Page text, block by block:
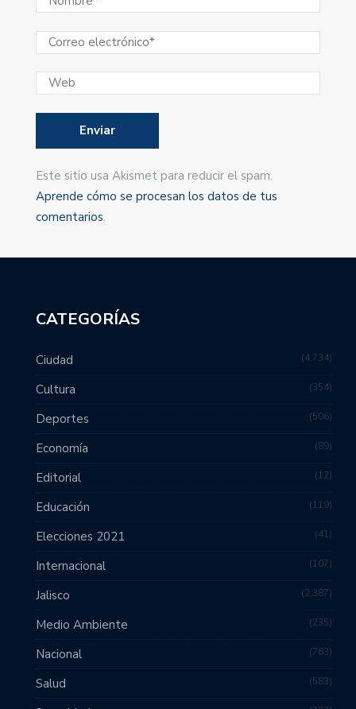
Este sitio usa Akismet para reducir el spam.
Aprende cómo se procesan los datos de tus
comentarios.
CATEGORÍAS
Ciudad 4,734
Cultura 354
Deportes 506
Economía 89
Editorial 12
Educación 119
Elecciones 2021 41
Internacional 107
Jalisco 2,387
Medio Ambiente 235
Nacional 763
Salud 583